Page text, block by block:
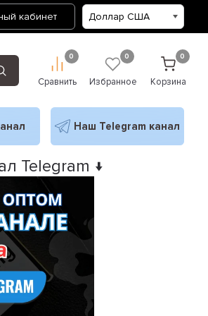
кабинет
0
Сравнить
0
Избранное
0
Корзина
Наш Telegram канал
Telegram ↓